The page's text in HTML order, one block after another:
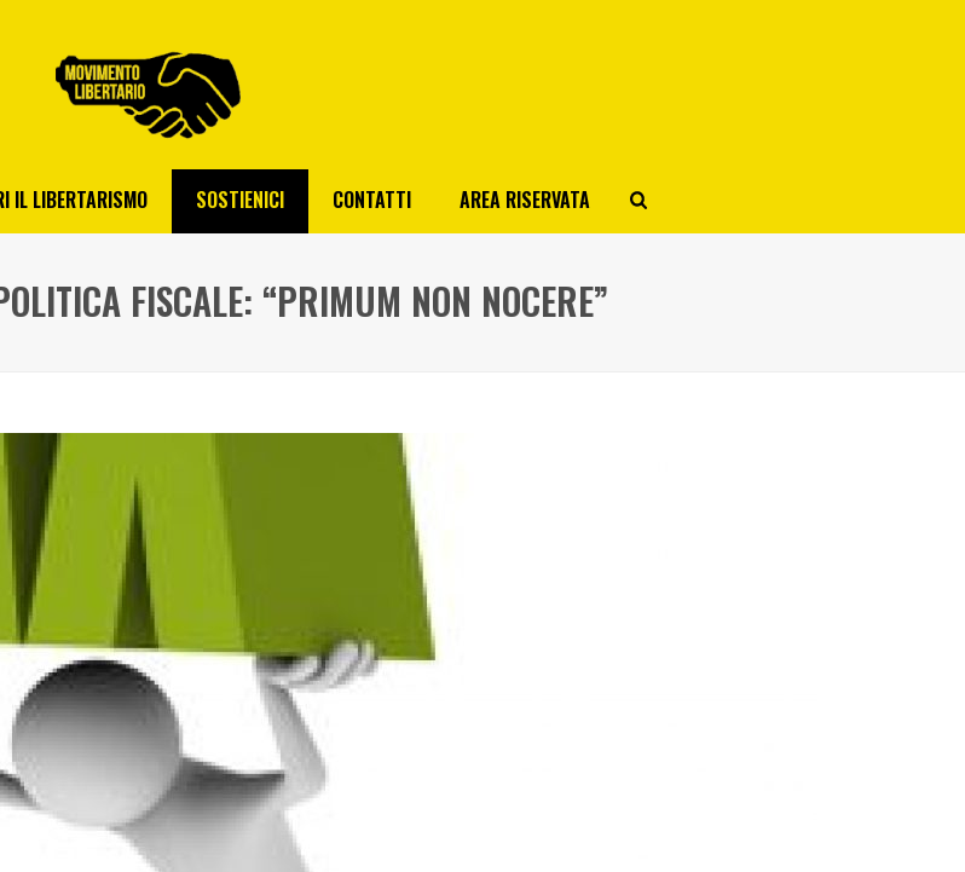
IL LIBERTARISMO SOSTIENICI CONTATTI AREA RISERVATA
FISCALE: “PRIMUM NON NOCERE”